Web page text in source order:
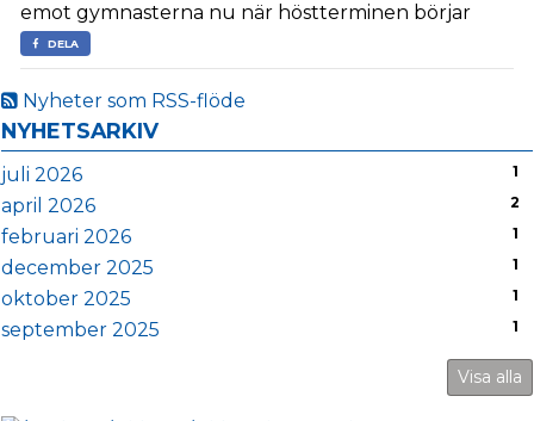
Nyheter som RSS-flöde
NYHETSARKIV
juli 2026 1
april 2026 2
februari 2026 1
december 2025 1
oktober 2025 1
september 2025 1
Visa alla
emot gymnasterna nu när höstterminen börjar
DELA